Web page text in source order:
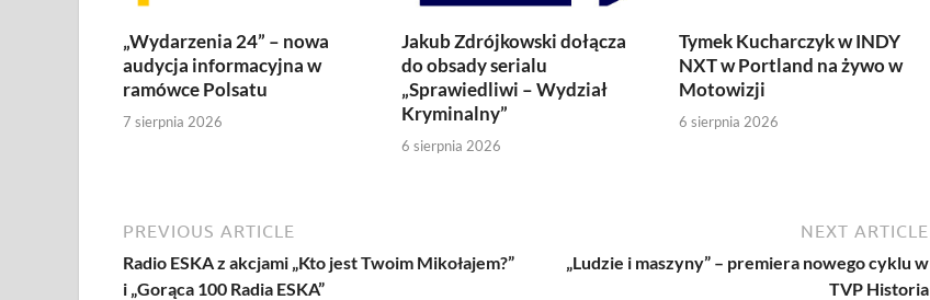
„Wydarzenia 24” – nowa
audycja informacyjna w
ramówce Polsatu
7 sierpnia 2026
Jakub Zdrójkowski dołącza
do obsady serialu
„Sprawiedliwi – Wydział
Kryminalny”
6 sierpnia 2026
Tymek Kucharczyk w INDY
NXT w Portland na żywo w
Motowizji
6 sierpnia 2026
PREVIOUS ARTICLE
Radio ESKA z akcjami „Kto jest Twoim Mikołajem?”
i „Gorąca 100 Radia ESKA”
NEXT ARTICLE
„Ludzie i maszyny” – premiera nowego cyklu w
TVP Historia